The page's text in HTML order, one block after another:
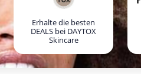
Erhalte die besten
DEALS bei DAYTOX
Skincare